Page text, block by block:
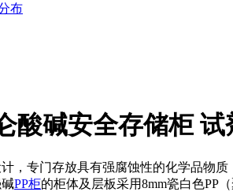
布
酸碱安全存储柜 试
，专门存放具有强腐蚀性的化学品物
PP柜的柜体及层板采用8mm瓷白色PP